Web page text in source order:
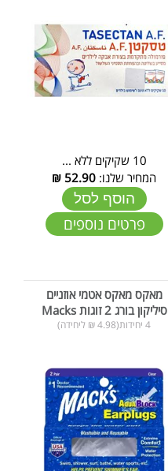
10 שקיקים ללא ...
המחיר שלנו: 52.90
₪
הוסף לסל
פרטים נוספים
מאקס מאקס אטמי אוזניים
סיליקון בורג 2 זוגות Macks
4 יחידות(4.98 ₪ ליחידה)